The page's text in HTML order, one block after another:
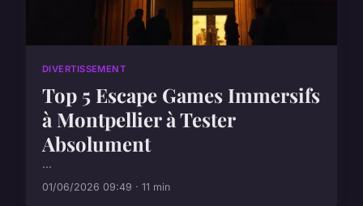
DIVERTISSEMENT
Top 5 Escape Games Immersifs
à Montpellier à Tester
Absolument
...
01/06/2026 09:49 · 11 min